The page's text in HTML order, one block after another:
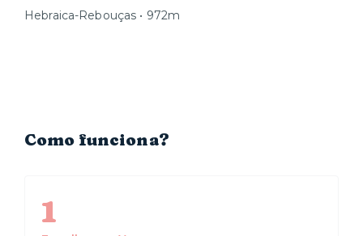
Hebraica-Rebouças • 972m
Como funciona?
1